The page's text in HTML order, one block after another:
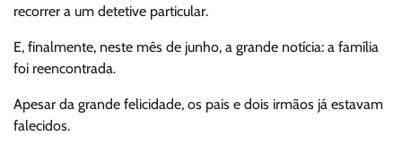
recorrer a um detetive particular.
E, finalmente, neste mês de junho, a grande notícia: a família
foi reencontrada.
Apesar da grande felicidade, os pais e dois irmãos já estavam
falecidos.